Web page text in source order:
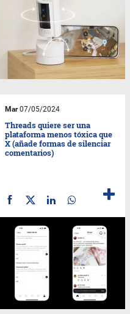
Mar07/05/2024
Threads quiere ser una
plataforma menos tóxica que
X (añade formas de silenciar
comentarios)